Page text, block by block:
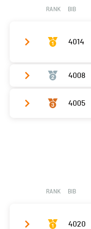
RANK BIB
4014
Meilleur tour
4008
Meilleur tour 4005
RANK BIB
4020